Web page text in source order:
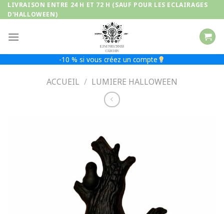
Passer
au
LIVRAISON ENTRE 24 H ET 72 H (SAUF POUR LES ECLAIRAGES
D'HALLOWEEN)
-10 % si vous créez un compte
ACCUEIL / LUMIERE HALLOWEEN